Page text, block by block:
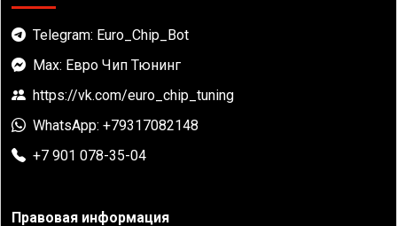
Telegram: Euro_Chip_Bot
Max: Евро Чип Тюнинг
https://vk.com/euro_chip_tuning
WhatsApp: +79317082148
+7 901 078-35-04
Правовая информация